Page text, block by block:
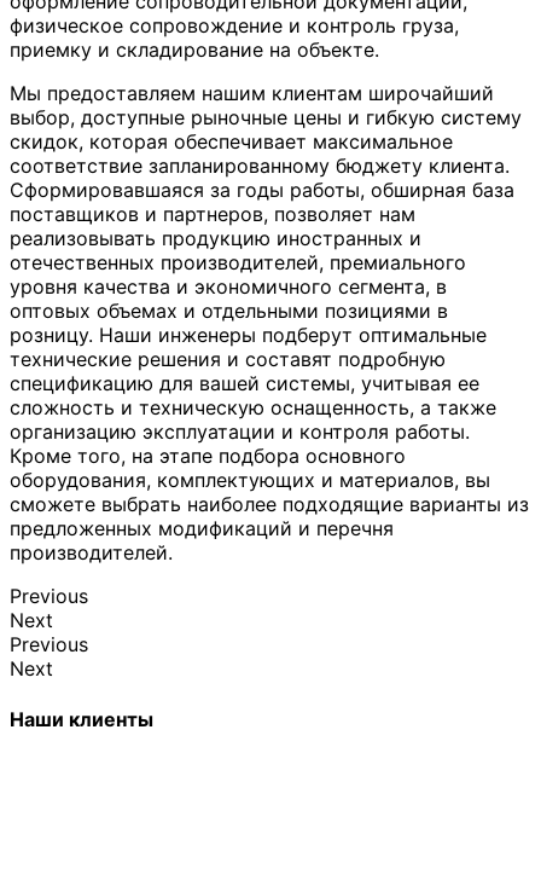
физическое сопровождение и контроль груза,
приемку и складирование на объекте.
Мы предоставляем нашим клиентам широчайший
выбор, доступные рыночные цены и гибкую систему
скидок, которая обеспечивает максимальное
соответствие запланированному бюджету клиента.
Сформировавшаяся за годы работы, обширная база
поставщиков и партнеров, позволяет нам
реализовывать продукцию иностранных и
отечественных производителей, премиального
уровня качества и экономичного сегмента, в
оптовых объемах и отдельными позициями в
розницу. Наши инженеры подберут оптимальные
технические решения и составят подробную
спецификацию для вашей системы, учитывая ее
сложность и техническую оснащенность, а также
организацию эксплуатации и контроля работы.
Кроме того, на этапе подбора основного
оборудования, комплектующих и материалов, вы
сможете выбрать наиболее подходящие варианты из
предложенных модификаций и перечня
производителей.
Previous
Next
Previous
Next
Наши клиенты